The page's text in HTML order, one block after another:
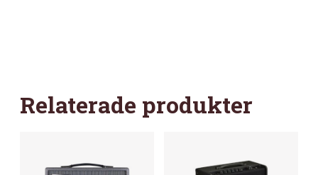
Relaterade produkter